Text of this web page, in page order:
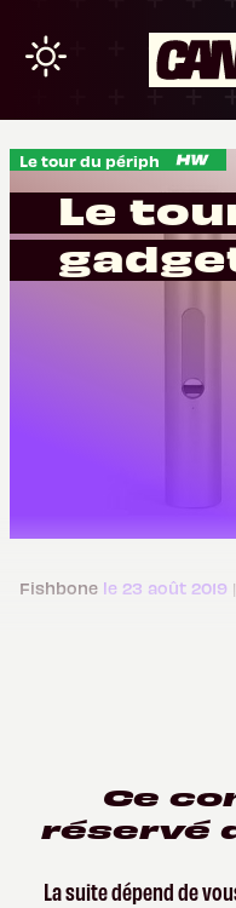
Le tour du périph
Le
Fishbone le 23 août 2019
Ce
réservé
La suite dépend de